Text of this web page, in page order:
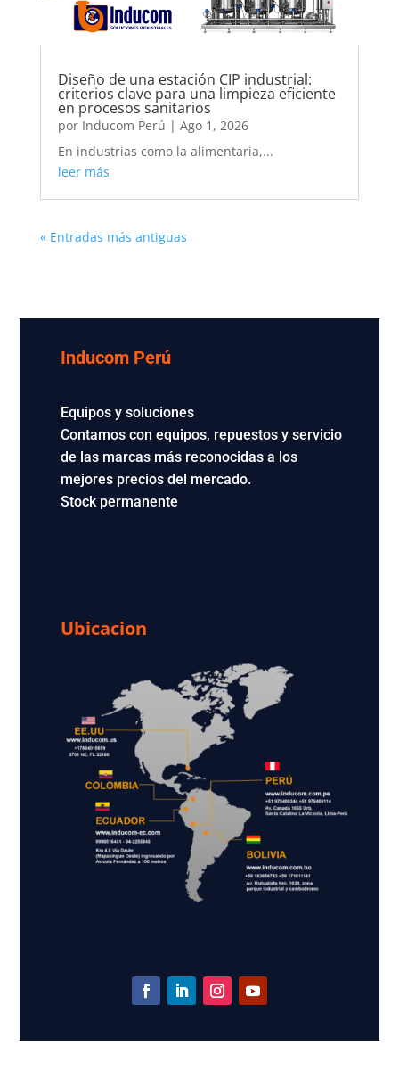
Diseño de una estación CIP industrial:
criterios clave para una limpieza eficiente
en procesos sanitarios
por Inducom Perú | Ago 1, 2026
En industrias como la alimentaria,...
leer más
« Entradas más antiguas
Inducom Perú
Equipos y soluciones
Contamos con equipos, repuestos y servicio
de las marcas más reconocidas a los
mejores precios del mercado.
Stock permanente
Ubicacion